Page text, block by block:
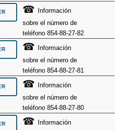
☎
Información
sobre el número de
teléfono 854-88-27-82
☎
Información
sobre el número de
teléfono 854-88-27-81
☎
Información
sobre el número de
teléfono 854-88-27-80
☎
Información